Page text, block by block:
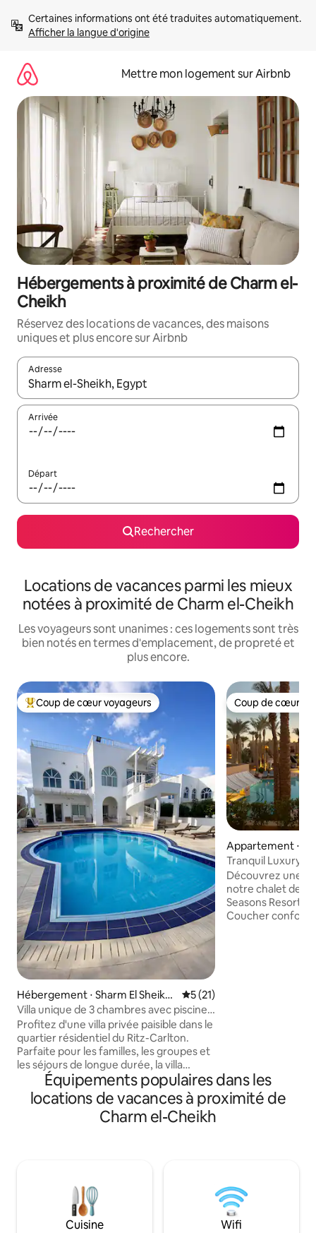
directement
Afficher la langue d'origine
Mettre mon logement sur Airbnb
Hébergements à proximité de Charm el-
Cheikh
Réservez des locations de vacances, des maisons
uniques et plus encore sur Airbnb
Adresse
Lorsque les résultats s'affichent, utilisez les flèches vers le
Arrivée
Départ
Rechercher
Locations de vacances parmi les mieux
notées à proximité de Charm el-Cheikh
Les voyageurs sont unanimes : ces logements sont très
bien notés en termes d'emplacement, de propreté et
plus encore.
Coups de cœur voyageurs les plus appréciés
Coup de cœur voyageurs
Hébergement ⋅ Sharm El Sheikh
1
Évaluation moyenne sur la
5 (21)
Villa unique de 3 chambres avec piscine
privée à Hadaba
Profitez d'une villa privée paisible dans le
quartier résidentiel du Ritz-Carlton.
Parfaite pour les familles, les groupes et
les séjours de longue durée, la villa
dispose d'une piscine privée, de grands
espaces de vie, de chambres
confortables, d'une cuisine entièrement
équipée et d'espaces extérieurs conçus
restaurants, des supermarchés, des
pharmacies et des attractions locales.
Naama Bay, Al Fanar Beach et Farsha
sont tous à quelques minutes.
Coup de cœur
Coup de cœur
Appartement ⋅
Ash Sheikh
Tranquil Luxury
Resort
Découvrez une
notre chalet de 2
Seasons Resort,
Coucher
mondiale.
Équipements populaires dans les
locations de vacances à proximité de
Charm el-Cheikh
Cuisine Wifi